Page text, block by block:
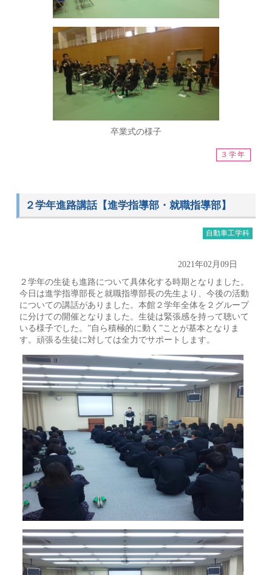
卒業式の様子
３学年
２学年進路講話【進学指導部・就職指導部】
自動車工学科
2021年02月09日
２学年の生徒も進路について具体化する時期となりました。
今日は進学指導部長と就職指導部長の先生より、今後の活動
についての講話がありました。本館２学年全体を２グループ
に分けての開催となりました。生徒は緊張感を持って聴いて
いる様子でした。”自ら積極的に動く”ことが基本となりま
す。頑張る生徒に対しては全力でサポートします。